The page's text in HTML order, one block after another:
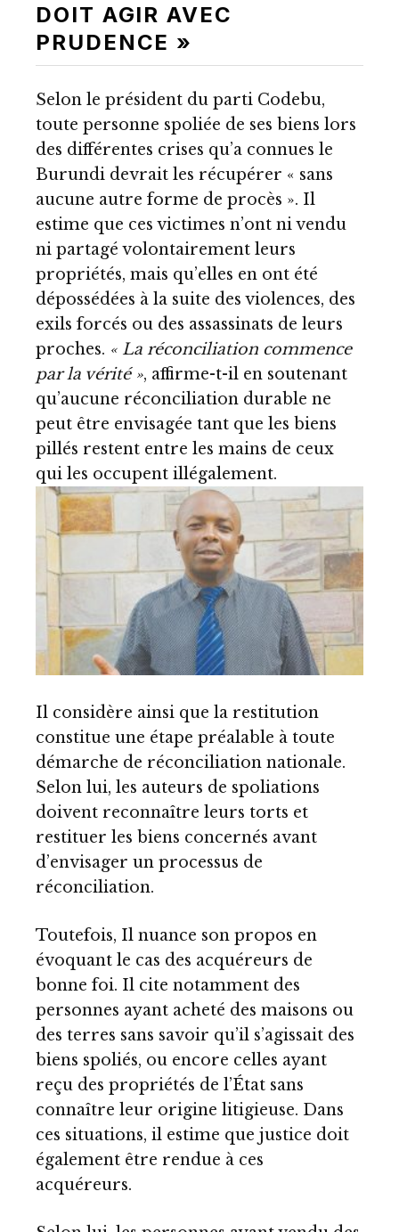
DOIT AGIR AVEC
PRUDENCE »
Selon le président du parti Codebu,
toute personne spoliée de ses biens lors
des différentes crises qu’a connues le
Burundi devrait les récupérer « sans
aucune autre forme de procès ». Il
estime que ces victimes n’ont ni vendu
ni partagé volontairement leurs
propriétés, mais qu’elles en ont été
dépossédées à la suite des violences, des
exils forcés ou des assassinats de leurs
proches. « La réconciliation commence
par la vérité », affirme-t-il en soutenant
qu’aucune réconciliation durable ne
peut être envisagée tant que les biens
pillés restent entre les mains de ceux
qui les occupent illégalement.
Il considère ainsi que la restitution
constitue une étape préalable à toute
démarche de réconciliation nationale.
Selon lui, les auteurs de spoliations
doivent reconnaître leurs torts et
restituer les biens concernés avant
d’envisager un processus de
réconciliation.
Toutefois, Il nuance son propos en
évoquant le cas des acquéreurs de
bonne foi. Il cite notamment des
personnes ayant acheté des maisons ou
des terres sans savoir qu’il s’agissait des
biens spoliés, ou encore celles ayant
reçu des propriétés de l’État sans
connaître leur origine litigieuse. Dans
ces situations, il estime que justice doit
également être rendue à ces
acquéreurs.